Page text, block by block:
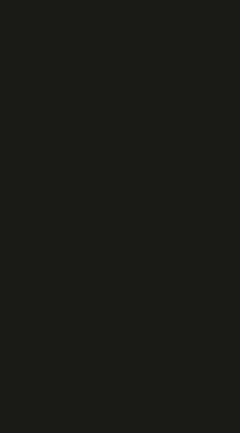
na 13ª partida dele
emprestado pelo
time belga.
B, com quatro pontos,
terceiro, com nove. A
o